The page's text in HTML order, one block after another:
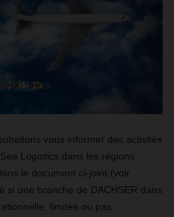
vous informer des activités
Logistics dans les régions
le document ci-joint (voir
si une branche de DACHSER dans
limitée ou pas